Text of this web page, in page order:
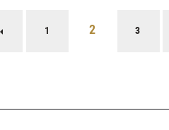
1 2 3